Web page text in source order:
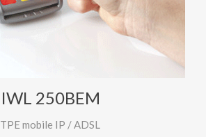
IWL 250BEM
TPE mobile IP / ADSL